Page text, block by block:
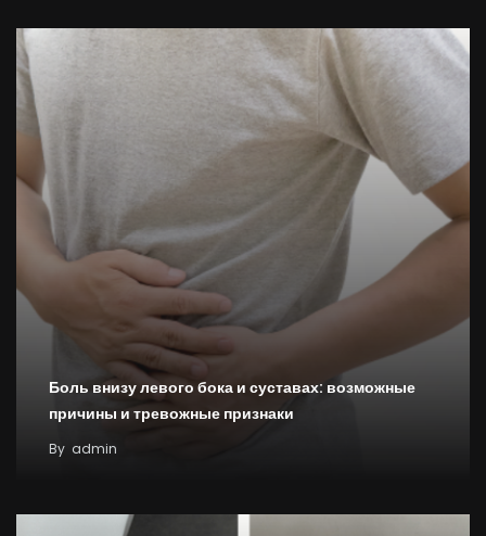
Боль внизу левого бока и суставах: возможные
причины и тревожные признаки
By admin